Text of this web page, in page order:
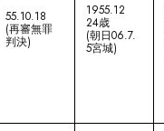
55.10.18
(再審無罪
判決)
1955.12
24歳
(朝日06.7.
5宮城)